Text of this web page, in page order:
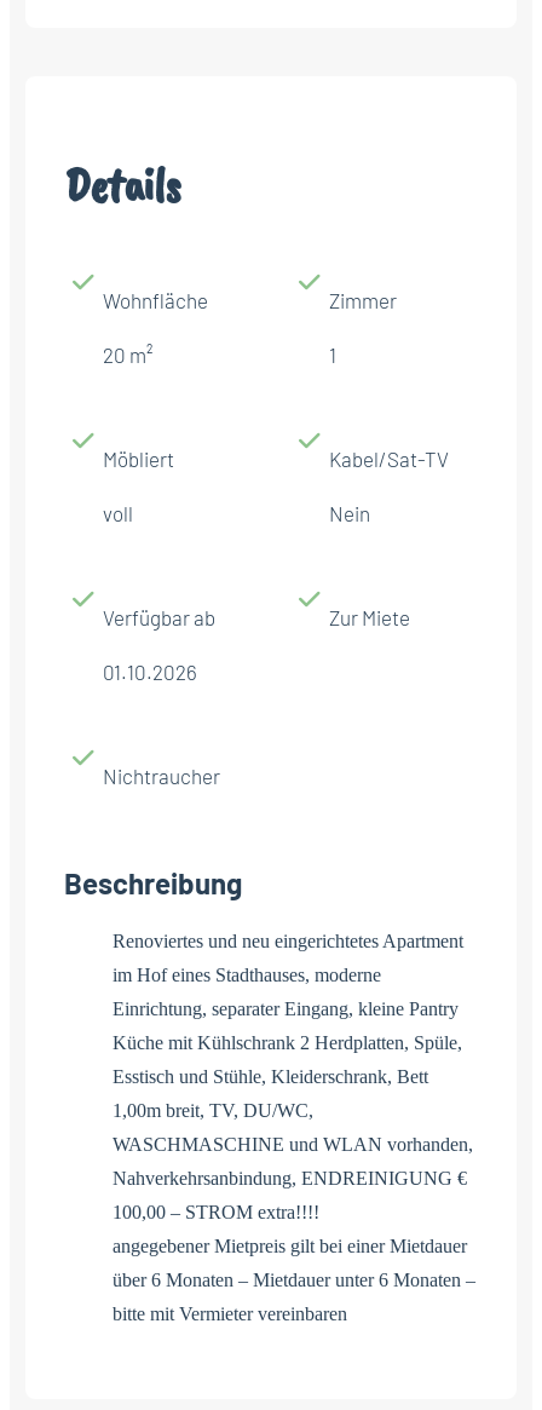
Details
Wohnfläche
20 m²
Zimmer
1
Möbliert
voll
Kabel/Sat-TV
Nein
Verfügbar ab
01.10.2026
Zur Miete
Nichtraucher
Beschreibung
Renoviertes und neu eingerichtetes Apartment
im Hof eines Stadthauses, moderne
Einrichtung, separater Eingang, kleine Pantry
Küche mit Kühlschrank 2 Herdplatten, Spüle,
Esstisch und Stühle, Kleiderschrank, Bett
1,00m breit, TV, DU/WC,
WASCHMASCHINE und WLAN vorhanden,
Nahverkehrsanbindung, ENDREINIGUNG €
100,00 – STROM extra!!!!
angegebener Mietpreis gilt bei einer Mietdauer
über 6 Monaten – Mietdauer unter 6 Monaten –
bitte mit Vermieter vereinbaren